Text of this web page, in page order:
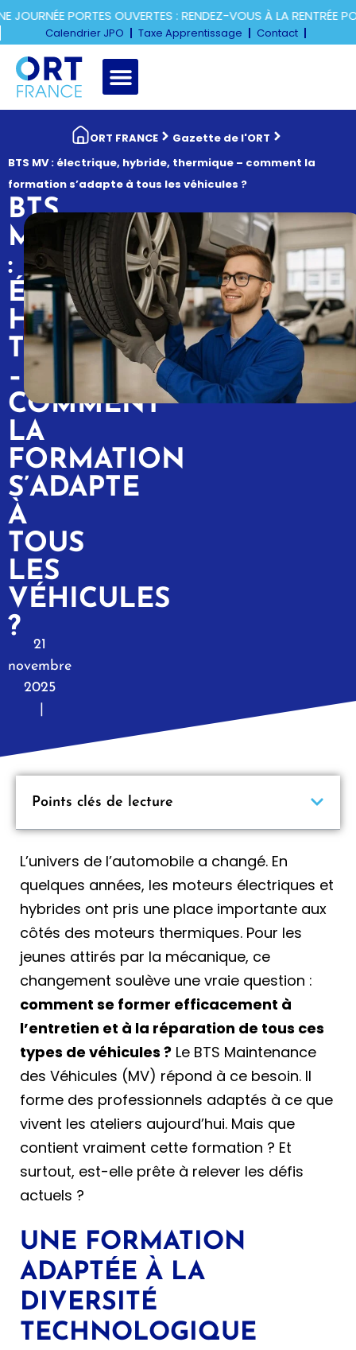
PORTES OUVERTES : RENDEZ-VOUS À LA RENTRÉE
Calendrier JPO Taxe Apprentissage Contact
ORT FRANCE
Gazette de l'ORT
BTS MV : électrique, hybride, thermique – comment la
formation s’adapte à tous les véhicules ?
BTS
MV
:
ÉLECTRIQUE,
HYBRIDE,
THERMIQUE
–
COMMENT
LA
FORMATION
S’ADAPTE
À
TOUS
LES
VÉHICULES
?
21
novembre
2025
L’univers de l’automobile a changé. En
quelques années, les moteurs électriques et
hybrides ont pris une place importante aux
côtés des moteurs thermiques. Pour les
jeunes attirés par la mécanique, ce
changement soulève une vraie question :
comment se former efficacement à
l’entretien et à la réparation de tous ces
types de véhicules ? Le BTS Maintenance
des Véhicules (MV) répond à ce besoin. Il
forme des professionnels adaptés à ce que
vivent les ateliers aujourd’hui. Mais que
contient vraiment cette formation ? Et
surtout, est-elle prête à relever les défis
actuels ?
UNE FORMATION
ADAPTÉE À LA
DIVERSITÉ
TECHNOLOGIQUE
Points clés de lecture